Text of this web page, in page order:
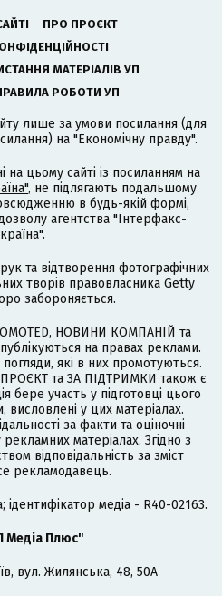
ПРО ПРОЄКТ
МАТЕРІАЛІВ УП
РОБОТИ УП
лише за умови посилання (для
на "Економічну правду".
на цьому сайті із посиланням на
, не підлягають подальшому
в будь-якій формі,
агентства "Інтерфакс-
та відтворення фотографічних
творів правовласника Getty
забороняється.
НОВИНИ КОМПАНІЙ та
на правах реклами.
які в них промотуються.
та ЗА ПІДТРИМКИ також є
бере участь у підготовці цього
висловлені у цих матеріалах.
за факти та оціночні
матеріалах. Згідно з
відповідальність за зміст
рекламодавець.
ідентифікатор медіа - R40-02163.
Медіа Плюс"
вул. Жилянська, 48, 50А